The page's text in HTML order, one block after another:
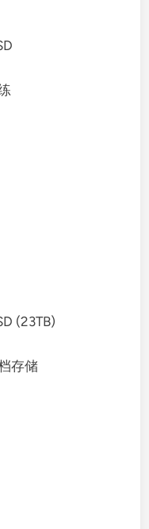
(23TB)
存储